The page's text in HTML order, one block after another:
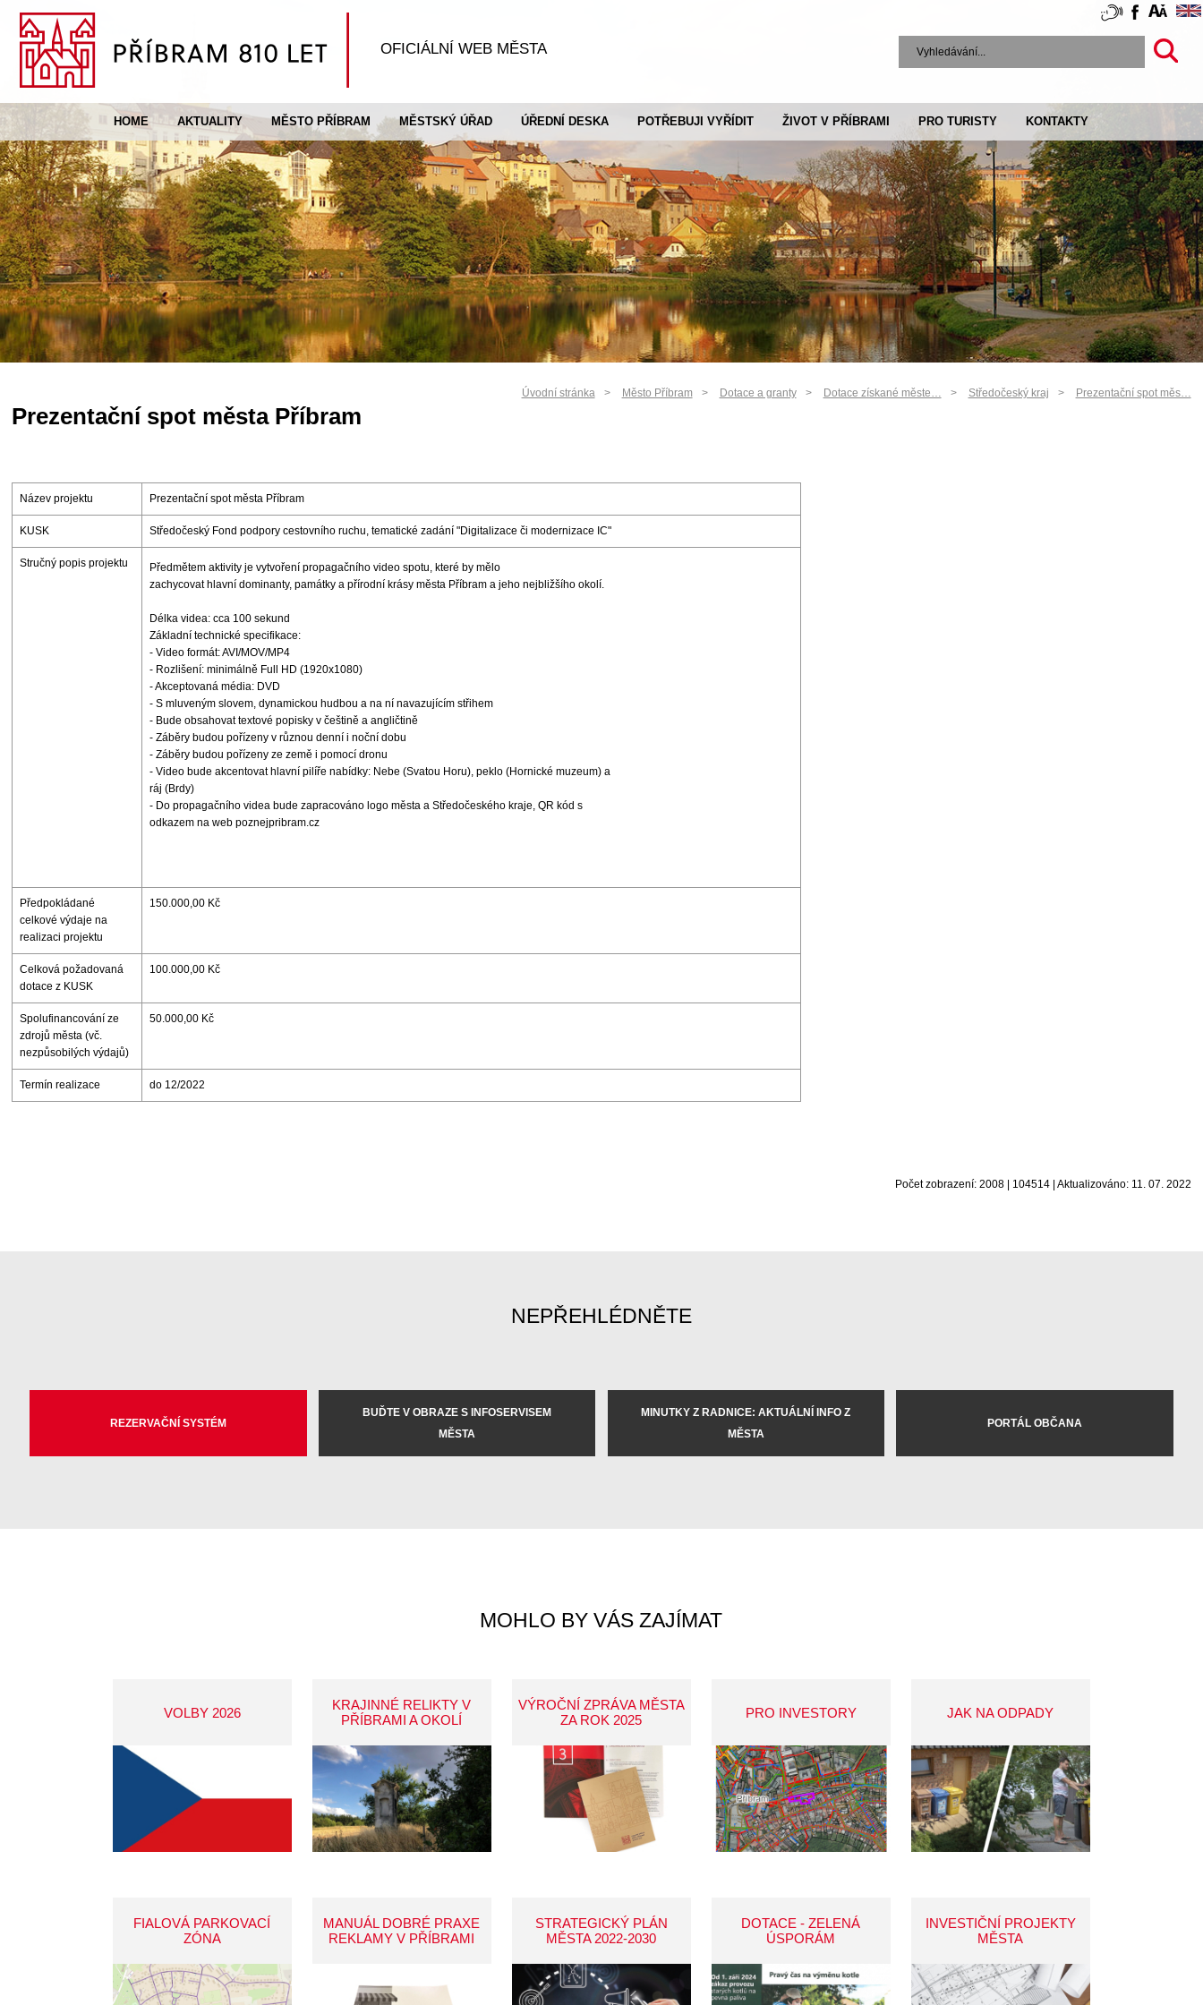
OFICIÁLNÍ WEB MĚSTA
HOME AKTUALITY MĚSTO PŘÍBRAM MĚSTSKÝ ÚŘAD ÚŘEDNÍ DESKA POTŘEBUJI VYŘÍDIT ŽIVOT V PŘÍBRAMI PRO TURISTY KONTAKTY
Úvodní stránka Město Příbram Dotace a granty Dotace získané měste… Středočeský kraj Prezentační spot měs…
Prezentační spot města Příbram
Název projektu Prezentační spot města Příbram
KUSK Středočeský Fond podpory cestovního ruchu, tematické zadání "Digitalizace či modernizace IC"
Stručný popis projektu
Předmětem aktivity je vytvoření propagačního video spotu, které by mělo
zachycovat hlavní dominanty, památky a přírodní krásy města Příbram a jeho nejbližšího okolí.
Délka videa: cca 100 sekund
Základní technické specifikace:
- Video formát: AVI/MOV/MP4
- Rozlišení: minimálně Full HD (1920x1080)
- Akceptovaná média: DVD
- S mluveným slovem, dynamickou hudbou a na ní navazujícím střihem
- Bude obsahovat textové popisky v češtině a angličtině
- Záběry budou pořízeny v různou denní i noční dobu
- Záběry budou pořízeny ze země i pomocí dronu
- Video bude akcentovat hlavní pilíře nabídky: Nebe (Svatou Horu), peklo (Hornické muzeum) a
ráj (Brdy)
- Do propagačního videa bude zapracováno logo města a Středočeského kraje, QR kód s
odkazem na web poznejpribram.cz
Předpokládané
celkové výdaje na
realizaci projektu
150.000,00 Kč
Celková požadovaná
dotace z KUSK
100.000,00 Kč
Spolufinancování ze
zdrojů města (vč.
nezpůsobilých výdajů)
50.000,00 Kč
Termín realizace do 12/2022
Počet zobrazení: 2008 | 104514 | Aktualizováno: 11. 07. 2022
NEPŘEHLÉDNĚTE
REZERVAČNÍ SYSTÉM
BUĎTE V OBRAZE S INFOSERVISEM
MĚSTA
MINUTKY Z RADNICE: AKTUÁLNÍ INFO Z
MĚSTA
PORTÁL OBČANA
MOHLO BY VÁS ZAJÍMAT
VOLBY 2026
KRAJINNÉ RELIKTY V
PŘÍBRAMI A OKOLÍ
VÝROČNÍ ZPRÁVA MĚSTA
ZA ROK 2025
PRO INVESTORY JAK NA ODPADY
FIALOVÁ PARKOVACÍ
ZÓNA
MANUÁL DOBRÉ PRAXE
REKLAMY V PŘÍBRAMI
STRATEGICKÝ PLÁN
MĚSTA 2022-2030
DOTACE - ZELENÁ
ÚSPORÁM
INVESTIČNÍ PROJEKTY
MĚSTA